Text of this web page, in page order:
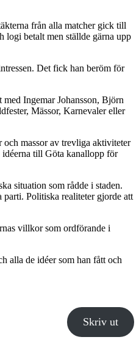
från alla matcher gick till
logi betalt men ställde gärna upp
Det fick han beröm för
Ingemar Johansson, Björn
Mässor, Karnevaler eller
massor av trevliga aktiviteter
till Göta kanallopp för
situation som rådde i staden.
Politiska realiteter gjorde att
villkor som ordförande i
alla de idéer som han fått och
Skriv ut